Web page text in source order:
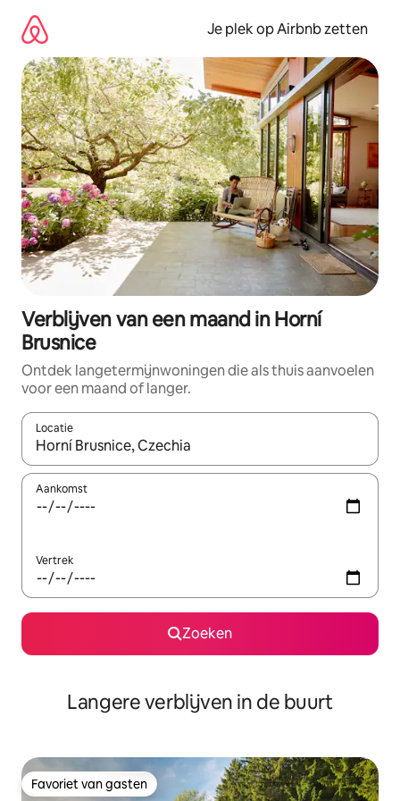
direct
naar
inhoud
Je plek op Airbnb zetten
Verblijven van een maand in Horní
Brusnice
Ontdek langetermijnwoningen die als thuis aanvoelen
voor een maand of langer.
Locatie
Wanneer er resultaten beschikbaar zijn, maak je een keuze
Aankomst
Vertrek
Zoeken
Langere verblijven in de buurt
Favoriet van gasten
Favoriet van gasten